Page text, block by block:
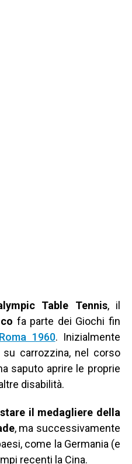
Table Tennis, il
fa parte dei Giochi fin
Roma 1960. Inizialmente
carrozzina, nel corso
saputo aprire le proprie
disabilità.
il medagliere della
, ma successivamente
come la Germania (e
recenti la Cina.